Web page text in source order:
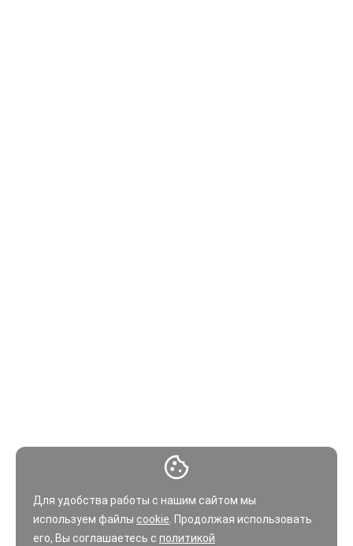
Для удобства работы с нашим сайтом мы
используем файлы cookie . Продолжая использовать
его, Вы соглашаетесь с политикой